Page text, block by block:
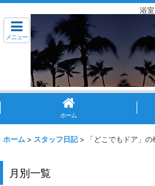
浴
メニュー
ホーム
ホーム > スタッフ日記 > 「どこでもドア」
月別一覧